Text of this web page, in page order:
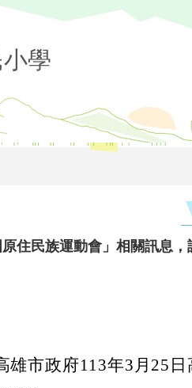
學
住民族運動會」相關訊息，
雄市政府113年3月25